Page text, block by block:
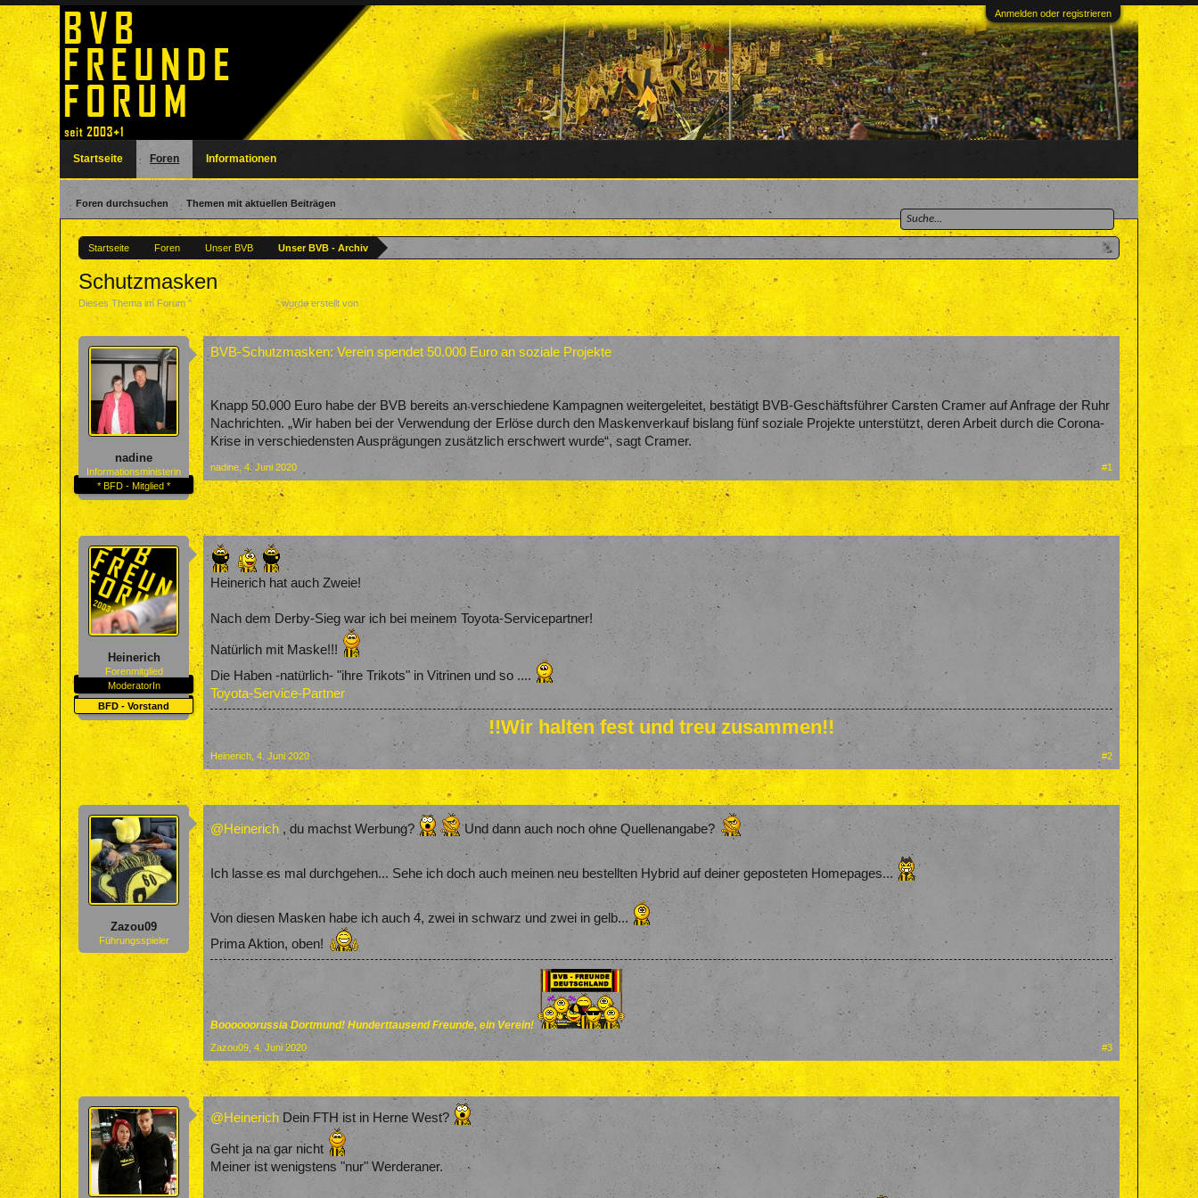
Anmelden oder registrieren
Startseite Foren Unser BVB Unser BVB - Archiv
Schutzmasken
Dieses Thema im Forum "Unser BVB - Archiv" wurde erstellt vonnadine ,4. Juni 2020.
nadine
Informationsministerin
* BFD - Mitglied *
BVB-Schutzmasken: Verein spendet 50.000 Euro an soziale Projekte
Knapp 50.000 Euro habe der BVB bereits an verschiedene Kampagnen weitergeleitet, bestätigt BVB-Geschäftsführer Carsten Cramer auf Anfrage der Ruhr
Nachrichten. „Wir haben bei der Verwendung der Erlöse durch den Maskenverkauf bislang fünf soziale Projekte unterstützt, deren Arbeit durch die Corona-
Krise in verschiedensten Ausprägungen zusätzlich erschwert wurde“, sagt Cramer.
nadine 4. Juni 2020 #1
Heinerich
Forenmitglied
ModeratorIn
BFD - Vorstand
Heinerich hat auch Zweie!
Nach dem Derby-Sieg war ich bei meinem Toyota-Servicepartner!
Natürlich mit Maske!!!
Die Haben -natürlich- "ihre Trikots" in Vitrinen und so ....
Toyota-Service-Partner
!!Wir halten fest und treu zusammen!!
Heinerich 4. Juni 2020 #2
Zazou09
Führungsspieler
@Heinerich , du machst Werbung? Und dann auch noch ohne Quellenangabe?
Ich lasse es mal durchgehen... Sehe ich doch auch meinen neu bestellten Hybrid auf deiner geposteten Homepages...
Von diesen Masken habe ich auch 4, zwei in schwarz und zwei in gelb...
Prima Aktion, oben!
Boooooorussia Dortmund! Hunderttausend Freunde, ein Verein!
Zazou09 4. Juni 2020 #3
@Heinerich Dein FTH ist in Herne West?
Geht ja na gar nicht
Meiner ist wenigstens "nur" Werderaner.
Startseite Foren
Foren durchsuchen Themen mit aktuellen Beiträgen
Informationen